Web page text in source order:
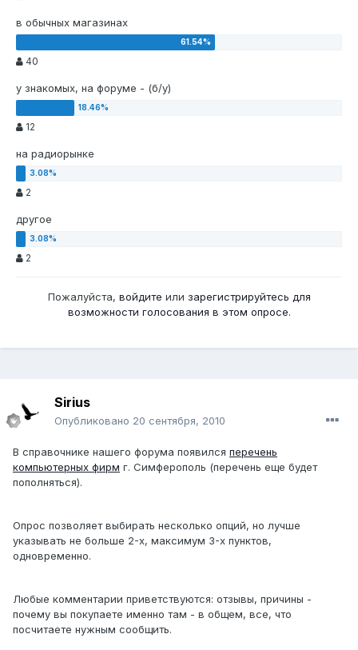
в обычных магазинах
40
у знакомых, на форуме - (б/у)
12
на радиорынке
2
другое
2
Пожалуйста, войдите или зарегистрируйтесь для
возможности голосования в этом опросе.
Sirius
Опубликовано 20 сентября, 2010
В справочнике нашего форума появился перечень
компьютерных фирм г. Симферополь (перечень еще будет
пополняться).
Опрос позволяет выбирать несколько опций, но лучше
указывать не больше 2-х, максимум 3-х пунктов,
одновременно.
Любые комментарии приветствуются: отзывы, причины -
почему вы покупаете именно там - в общем, все, что
посчитаете нужным сообщить.